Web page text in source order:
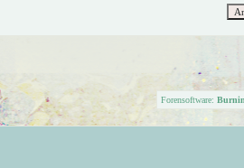
Forensoftware: